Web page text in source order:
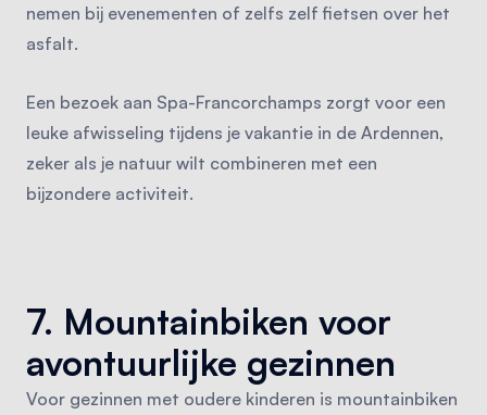
nemen bij evenementen of zelfs zelf fietsen over het
asfalt.
Een bezoek aan Spa-Francorchamps zorgt voor een
leuke afwisseling tijdens je vakantie in de Ardennen,
zeker als je natuur wilt combineren met een
bijzondere activiteit.
7. Mountainbiken voor
avontuurlijke gezinnen
Voor gezinnen met oudere kinderen is mountainbiken